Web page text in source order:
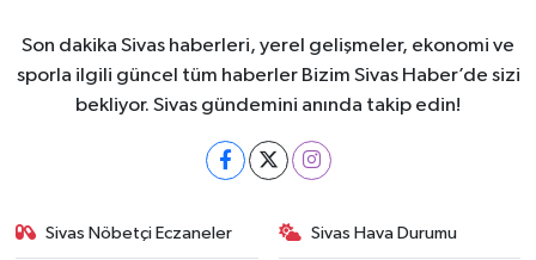
Son dakika Sivas haberleri, yerel gelişmeler, ekonomi ve
sporla ilgili güncel tüm haberler Bizim Sivas Haber’de sizi
bekliyor. Sivas gündemini anında takip edin!
Sivas Nöbetçi Eczaneler Sivas Hava Durumu